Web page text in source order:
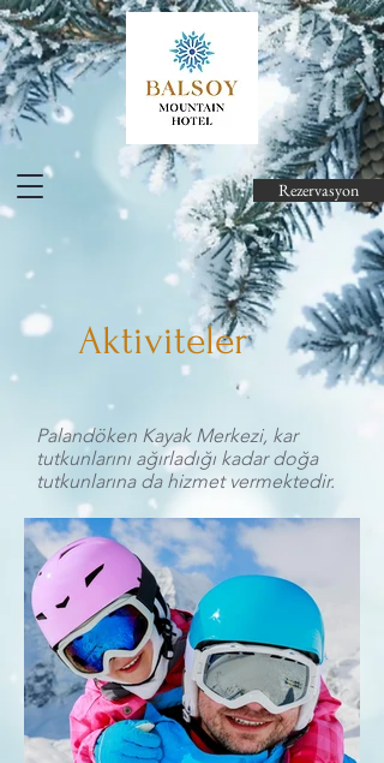
Rezervasyon
Aktiviteler
Palandöken Kayak Merkezi, kar
tutkunlarını ağırladığı kadar doğa
tutkunlarına da hizmet vermektedir.